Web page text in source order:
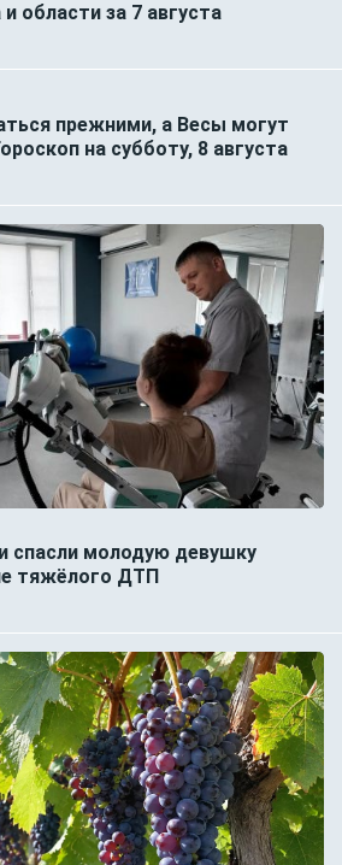
области за 7 августа
прежними, а Весы могут
на субботу, 8 августа
спасли молодую девушку
тяжёлого ДТП